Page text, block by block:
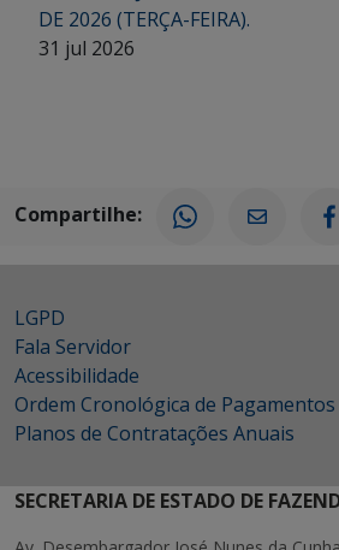
DE 2026 (TERÇA-FEIRA).
31 jul 2026
Compartilhe:
LGPD
Fala Servidor
Acessibilidade
Ordem Cronológica de Pagamentos
Planos de Contratações Anuais
SECRETARIA DE ESTADO DE